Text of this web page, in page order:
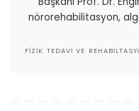
nörorehabilitasyon,
FIZIK TEDAVI VE